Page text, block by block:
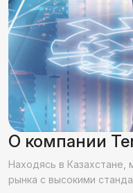
О компании
Находясь в
рынка с высокими